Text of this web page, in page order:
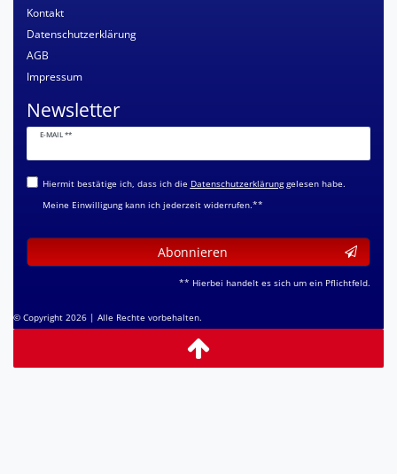
Kontakt
Datenschutzerklärung
AGB
Impressum
Newsletter
E-MAIL **
Newsletter
Honig
Hiermit bestätige ich, dass ich die Daten­schutz­erklärunggelesen habe.
Meine Einwilligung kann ich jederzeit widerrufen.**
Abonnieren
** Hierbei handelt es sich um ein Pflichtfeld.
© Copyright 2026 | Alle Rechte vorbehalten.